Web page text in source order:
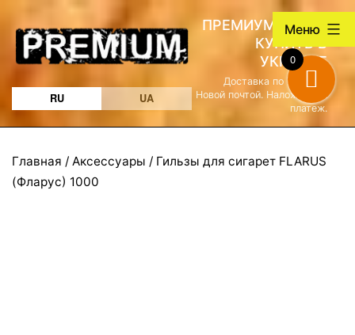
содержимому
RU UA
ПРЕМИУМ ТАБАК
КУПИТЬ В
УКРАИНЕ
Доставка по Украине
Новой почтой. Наложенный
платеж.
Меню
Главная / Аксессуары / Гильзы для сигарет FLARUS
(Фларус) 1000
0